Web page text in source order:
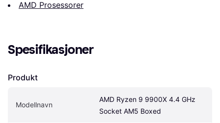
AMD Prosessorer
Spesifikasjoner
Produkt
Modellnavn
AMD Ryzen 9 9900X 4.4 GHz
Socket AM5 Boxed